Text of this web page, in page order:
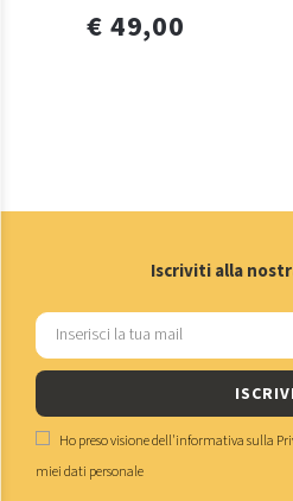
€ 49,00
Iscriviti alla
Ho preso visione dell'informativa sulla
miei dati personale